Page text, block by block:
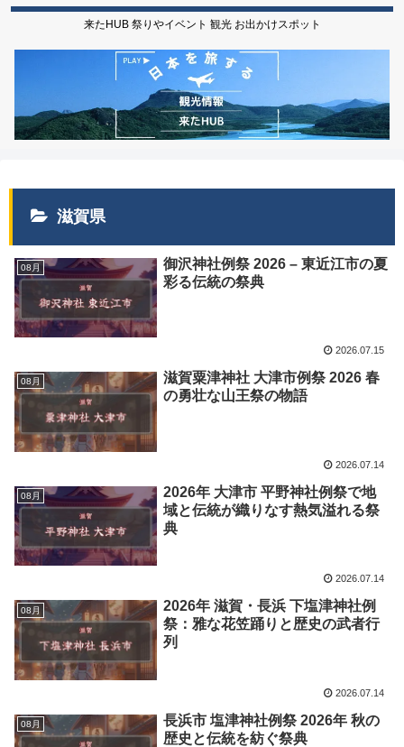
来たHUB 祭りやイベント 観光 お出かけスポット
滋賀県
08月
御沢神社例祭 2026 – 東近江市の夏
彩る伝統の祭典
2026.07.15
08月
滋賀粟津神社 大津市例祭 2026 春
の勇壮な山王祭の物語
2026.07.14
08月
2026年 大津市 平野神社例祭で地
域と伝統が織りなす熱気溢れる祭
典
2026.07.14
08月
2026年 滋賀・長浜 下塩津神社例
祭：雅な花笠踊りと歴史の武者行
列
2026.07.14
08月
長浜市 塩津神社例祭 2026年 秋の
歴史と伝統を紡ぐ祭典